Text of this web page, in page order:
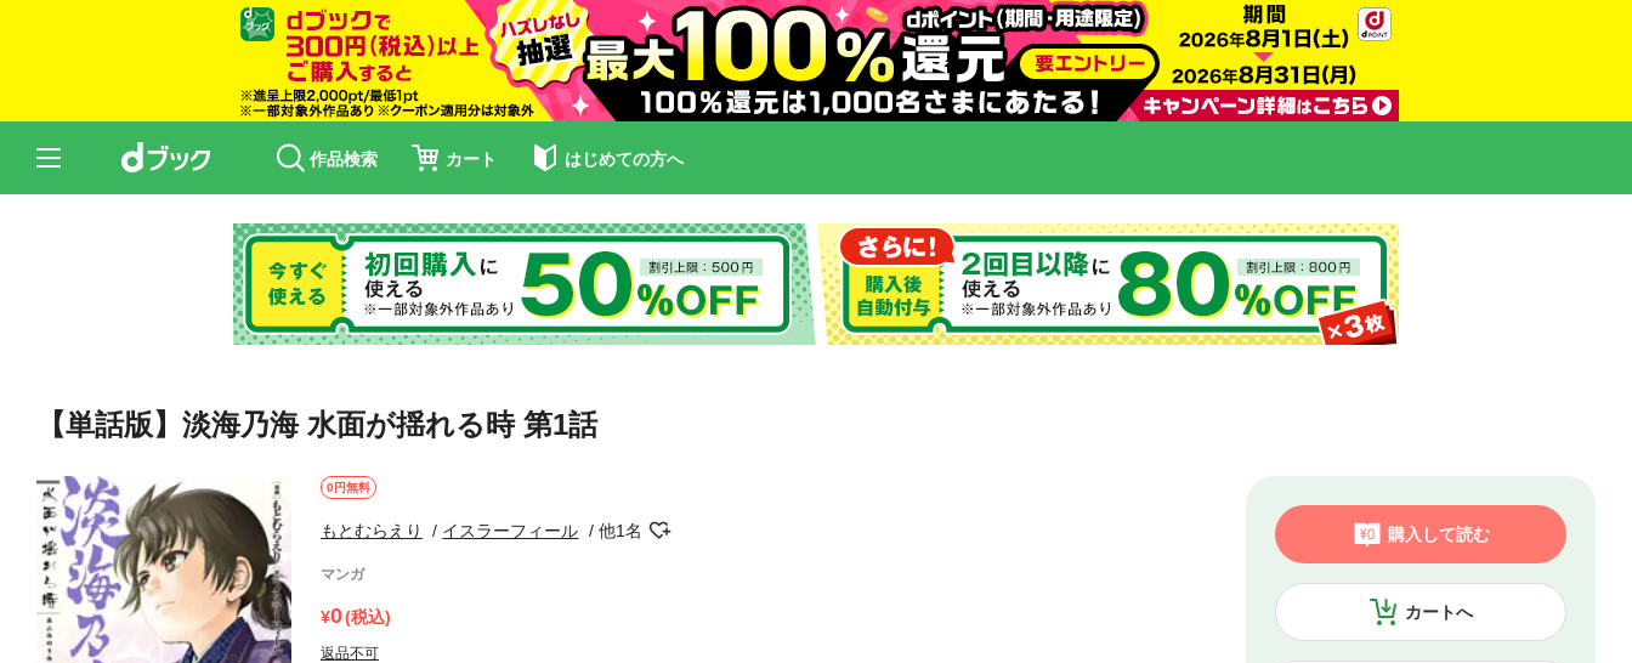
作品検索 カート はじめての方へ
【単話版】淡海乃海 水面が揺れる時 第1話
0円無料
もとむらえり イスラーフィール 他1名
マンガ
0(税込)
返品不可
カートへ
購入して読む